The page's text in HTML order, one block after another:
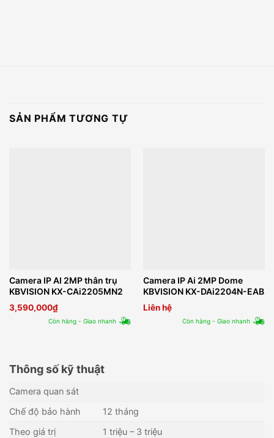
SẢN PHẨM TƯƠNG TỰ
Camera IP AI 2MP thân trụ
KBVISION KX-CAi2205MN2
3,590,000₫
Còn hàng - Giao nhanh
Camera IP Ai 2MP Dome
KBVISION KX-DAi2204N-EAB
Liên hệ
Còn hàng - Giao nhanh
Thông số kỹ thuật
Camera quan sát
Chế độ bảo hành
12 tháng
Theo giá trị
1 triệu – 3 triệu